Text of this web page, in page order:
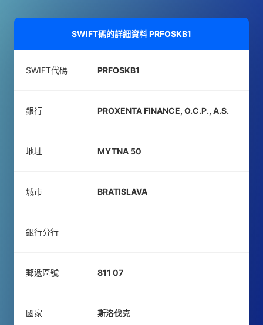
SWIFT碼的詳細資料PRFOSKB1
SWIFT代碼 PRFOSKB1
銀行 PROXENTA FINANCE, O.C.P., A.S.
地址 MYTNA 50
城市 BRATISLAVA
銀行分行
郵遞區號 811 07
國家 斯洛伐克